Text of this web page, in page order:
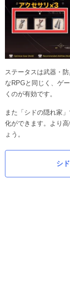
ステータスは武器・
なRPGと同じく、ゲ
くのが有効です。
また「シドの隠れ家
化ができます。より
ょう。
シ